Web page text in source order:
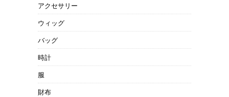
アクセサリー
ウィッグ
バッグ
時計
服
財布